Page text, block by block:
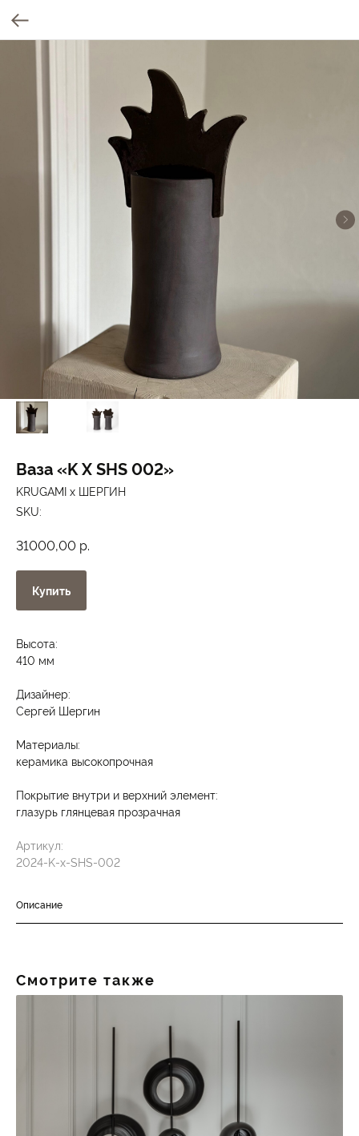
Ваза «K X SHS 002»
KRUGAMI x ШЕРГИН
SKU:
31000,00 р.
Купить
Высота:
410 мм
Дизайнер:
Сергей Шергин
Материалы:
керамика высокопрочная
Покрытие внутри и верхний элемент:
глазурь глянцевая прозрачная
Артикул:
2024-K-x-SHS-002
Описание
Смотрите также